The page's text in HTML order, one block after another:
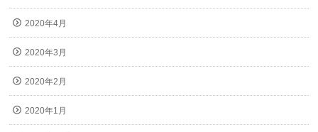
2020年4月
2020年3月
2020年2月
2020年1月